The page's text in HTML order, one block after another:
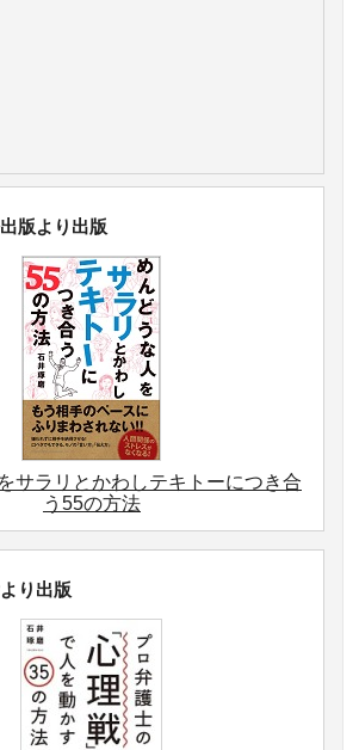
版より出版
サラリとかわしテキトーにつき合
う55の方法
り出版